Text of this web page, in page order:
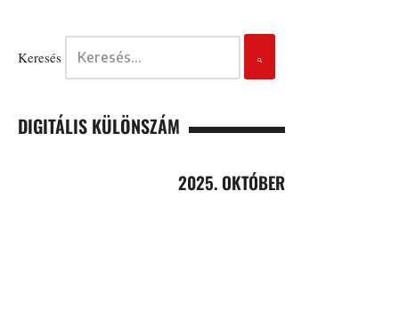
Keresés
DIGITÁLIS KÜLÖNSZÁM
2025. OKTÓBER